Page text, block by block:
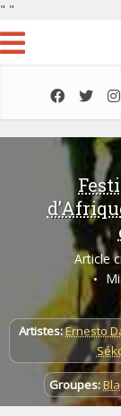
" "
Article
Artistes:Ernesto
Groupes: